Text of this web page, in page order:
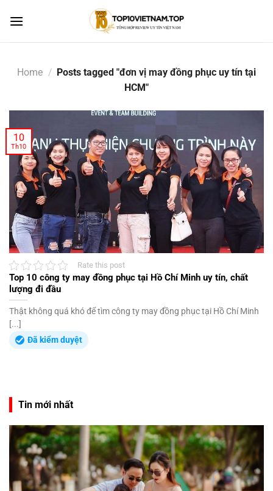
Home / Posts tagged "đơn vị may đồng phục uy tín tại
HCM"
Rate this post
Top 10 công ty may đồng phục tại Hồ Chí Minh uy tín, chất
lượng đi đầu
Thật không quá khó để tìm công ty may đồng phục tại Hồ Chí Minh
[...]
Đã kiểm duyệt
10
Th10
Tin mới nhất